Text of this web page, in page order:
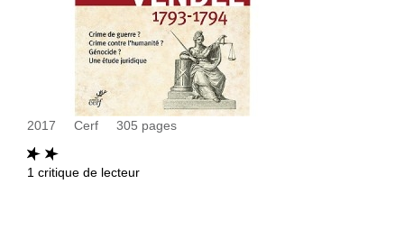
2017 Cerf 305 pages
1 critique de lecteur